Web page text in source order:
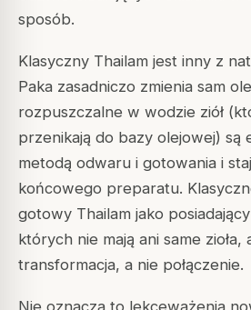
sposób.
Klasyczny Thailam jest inny z
Paka zasadniczo zmienia sam
rozpuszczalne w wodzie ziół
przenikają do bazy olejowej) są
metodą odwaru i gotowania i
końcowego preparatu.
gotowy Thailam jako
których nie mają ani same zioła,
transformacja, a nie połączenie.